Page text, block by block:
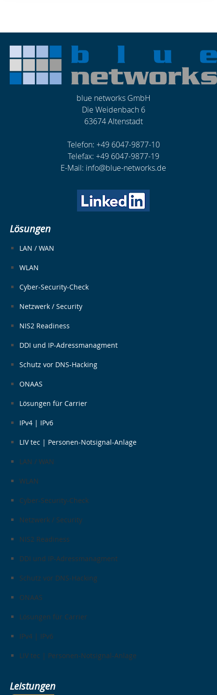
blue networks GmbH
Die Weidenbach 6
63674 Altenstadt
Telefon: +49 6047-9877-10
Telefax: +49 6047-9877-19
E-Mail: info@blue-networks.de
Lösungen
LAN / WAN
WLAN
Cyber-Security-Check
Netzwerk / Security
NIS2 Readiness
DDI und IP-Adressmanagment​
Schutz vor DNS-Hacking
ONAAS
Lösungen für Carrier
IPv4 | IPv6
LIV tec | Personen-Notsignal-Anlage
LAN / WAN
WLAN
Cyber-Security-Check
Netzwerk / Security
NIS2 Readiness
DDI und IP-Adressmanagment​
Schutz vor DNS-Hacking
ONAAS
Lösungen für Carrier
IPv4 | IPv6
LIV tec | Personen-Notsignal-Anlage
Leistungen